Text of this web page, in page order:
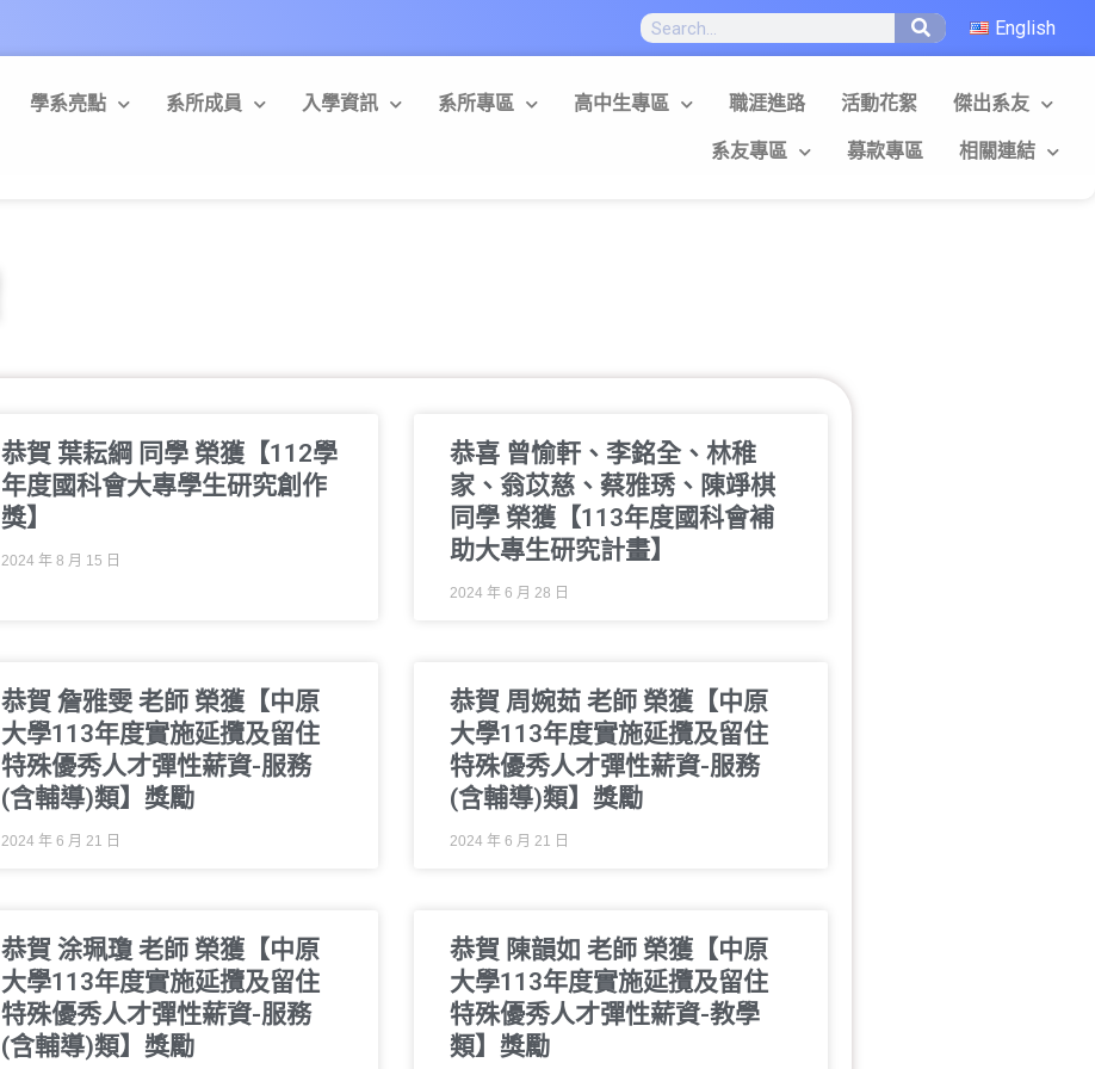
English
學系亮點 系所成員 入學資訊 系所專區 高中生專區 職涯進路 活動花絮 傑出系友
系友專區 募款專區 相關連結
恭賀 葉耘綱 同學 榮獲【112學
年度國科會大專學生研究創作
獎】
2024 年 8 月 15 日
恭喜 曾愉軒、李銘全、林稚
家、翁苡慈、蔡雅琇、陳竫棋
同學 榮獲【113年度國科會補
助大專生研究計畫】
2024 年 6 月 28 日
恭賀 詹雅雯 老師 榮獲【中原
大學113年度實施延攬及留住
特殊優秀人才彈性薪資-服務
(含輔導)類】獎勵
2024 年 6 月 21 日
恭賀 周婉茹 老師 榮獲【中原
大學113年度實施延攬及留住
特殊優秀人才彈性薪資-服務
(含輔導)類】獎勵
2024 年 6 月 21 日
恭賀 涂珮瓊 老師 榮獲【中原
大學113年度實施延攬及留住
特殊優秀人才彈性薪資-服務
(含輔導)類】獎勵
恭賀 陳韻如 老師 榮獲【中原
大學113年度實施延攬及留住
特殊優秀人才彈性薪資-教學
類】獎勵